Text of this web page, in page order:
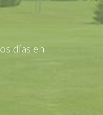
días en